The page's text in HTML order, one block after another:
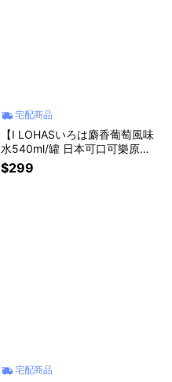
宅配商品
【I LOHASいろは麝香葡萄風味
水540ml/罐 日本可口可樂原裝
進口 清爽低負擔果香飲無氣泡飲
葡萄風味飲料水清甜含糖果汁水
$299
宅配商品